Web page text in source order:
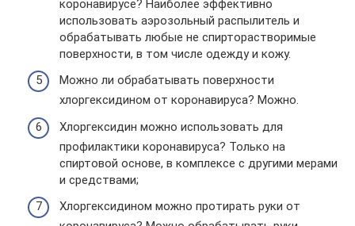
коронавирусе? Наиболее эффективно
использовать аэрозольный распылитель и
обрабатывать любые не спирторастворимые
поверхности, в том числе одежду и кожу.
Можно ли обрабатывать поверхности
хлоргексидином от коронавируса? Можно.
Хлоргексидин можно использовать для
профилактики коронавируса? Только на
спиртовой основе, в комплексе с другими мерами
и средствами;
Хлоргексидином можно протирать руки от